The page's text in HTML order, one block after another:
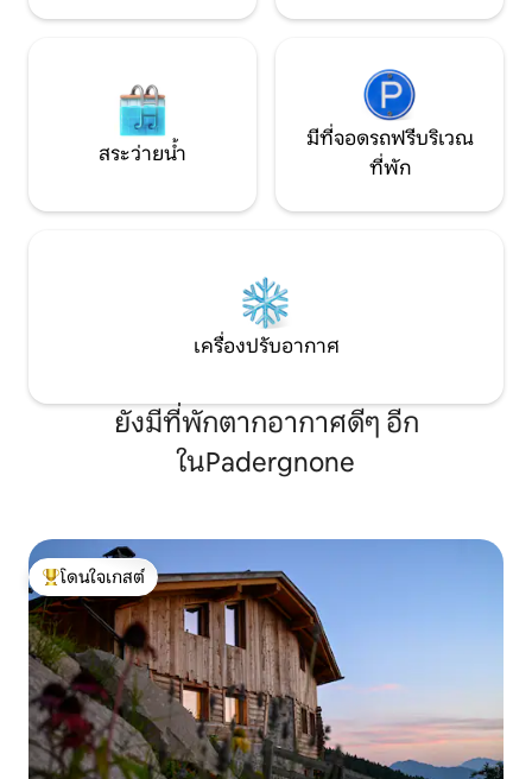
ที่จอดรถส่วนตัวภายในที่พักเพื่อความ
สระว่ายน้ำ
มีที่จอดรถฟรีบริเวณ
ที่พัก
เครื่องปรับอากาศ
ยังมีที่พักตากอากาศดีๆ อีก
ในPadergnone
โดนใจเกสต์ที่สุด
โดนใจเกสต์